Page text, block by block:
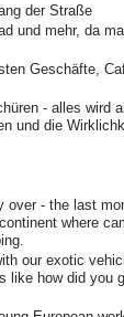
der Straße
und mehr, da
Geschäfte,
- alles wird
und die
over - the last
where
our exotic
like how did you